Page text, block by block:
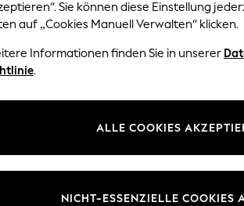
BILDERRAHMEN(92)
Stellen Sie Bilder Ihrer Lieben oder
zum Aufhängen an. Ob als
Holz oder schickemMetalleignen sich
oder eine besondere Wand auf.
Einzelne Rahmen Rahmensets
Farbe Typ
Sie können diese Einstellung
auf „Cookies Manuell Verwalten“ klicken.
Informationen finden Sie in unserer
.
ALLE COOKIES
NICHT-ESSENZIELLE COOKIES